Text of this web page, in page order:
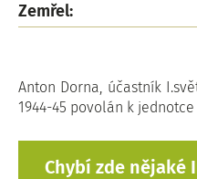
Zemřel:
Anton Dorna, účastník
1944-45 povolán k
Chybí zde nějaké